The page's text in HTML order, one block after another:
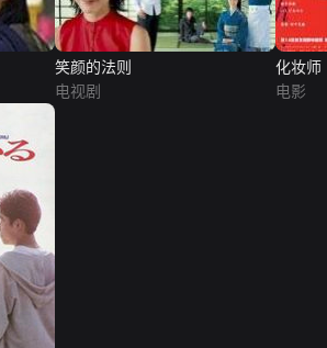
笑颜的法则
电视剧
化妆师
电影